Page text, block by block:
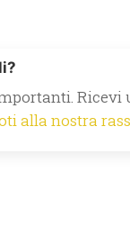
Ricevi
alla nostra